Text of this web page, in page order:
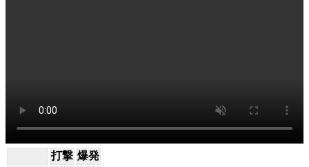
打撃 爆発